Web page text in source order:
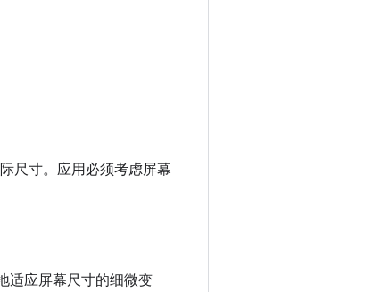
尺寸。应用必须考虑屏幕
适应屏幕尺寸的细微变